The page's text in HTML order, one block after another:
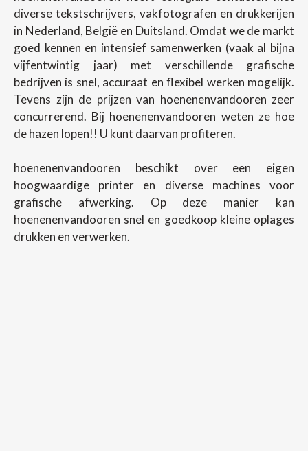
diverse tekstschrijvers, vakfotografen en drukkerijen
in Nederland, België en Duitsland. Omdat we de markt
goed kennen en intensief samenwerken (vaak al bijna
vijfentwintig jaar) met verschillende grafische
bedrijven is snel, accuraat en flexibel werken mogelijk.
Tevens zijn de prijzen van hoenenenvandooren zeer
concurrerend. Bij hoenenenvandooren weten ze hoe
de hazen lopen!! U kunt daarvan profiteren.
hoenenenvandooren beschikt over een eigen
hoogwaardige printer en diverse machines voor
grafische afwerking. Op deze manier kan
hoenenenvandooren snel en goedkoop kleine oplages
drukken en verwerken.